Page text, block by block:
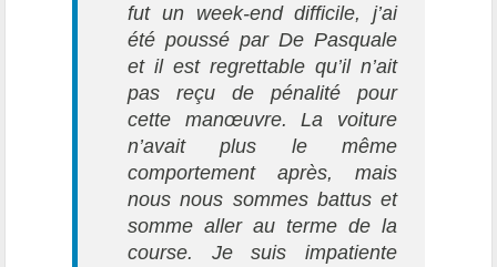
fut un week-end difficile, j’ai
été poussé par De Pasquale
et il est regrettable qu’il n’ait
pas reçu de pénalité pour
cette manœuvre. La voiture
n’avait plus le même
comportement après, mais
nous nous sommes battus et
somme aller au terme de la
course. Je suis impatiente